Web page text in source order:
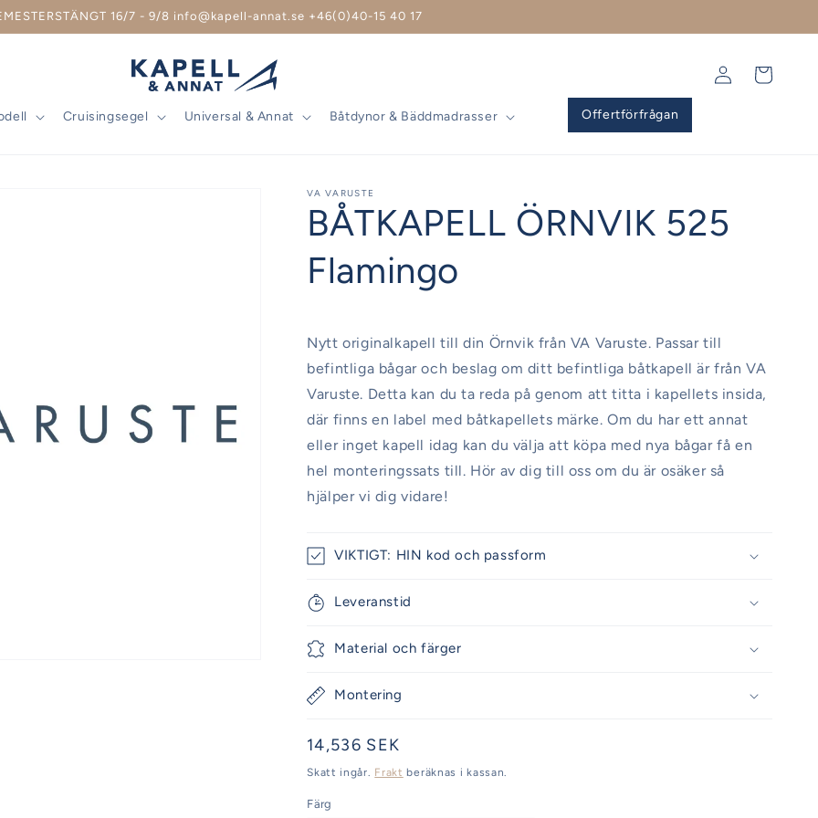
16/7 - 9/8 info@kapell-annat.se +46(0)40-15 40 17
Cruisingsegel Universal & Annat Båtdynor & Bäddmadrasser Offertförfrågan
Logga
Varukorg
VA VARUSTE
BÅTKAPELL ÖRNVIK 525
Flamingo
Nytt originalkapell till din Örnvik från VA Varuste. Passar till
befintliga bågar och beslag om ditt befintliga båtkapell är från VA
Varuste. Detta kan du ta reda på genom att titta i kapellets insida,
där finns en label med båtkapellets märke. Om du har ett annat
eller inget kapell idag kan du välja att köpa med nya bågar få en
hel monteringssats till. Hör av dig till oss om du är osäker så
hjälper vi dig vidare!
VIKTIGT: HIN kod och passform
Leveranstid
Material och färger
Montering
Ordinarie
pris
14,536 SEK
Skatt ingår. Frakt beräknas i kassan.
Färg